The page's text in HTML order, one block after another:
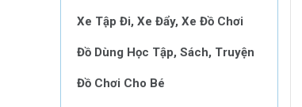
Xe Tập Đi, Xe Đẩy, Xe Đồ Chơi
Đồ Dùng Học Tập, Sách, Truyện
Đồ Chơi Cho Bé